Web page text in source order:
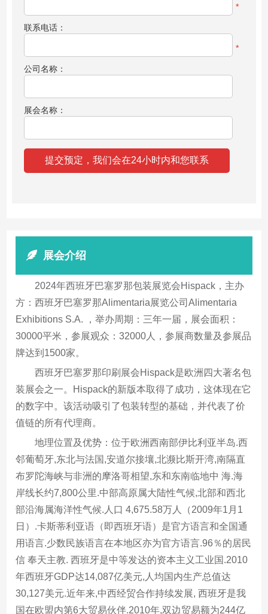
*
联系电话：
*
公司名称：
展会名称：
展会介绍
2024年西班牙巴塞罗那包装展览会Hispack，主办
方：西班牙巴塞罗那Alimentaria展览公司Alimentaria
Exhibitions S.A. ，举办周期：三年一届，展会面积：
30000平米，参展观众：32000人，参展商数量及参展品
牌达到1500家。
西班牙巴塞罗那印刷展会Hispack是欧洲四大著名包
装展会之一。Hispack的新版本取得了成功，这体现在它
的数字中。该活动吸引了包装转型的基础，并代表了价
值链的所有代理商。
地理位置及优势：位于欧洲西南部伊比利亚半岛.西
邻葡萄牙,东北与法国,安道尔接壤,北濒比斯开湾,南隔直
布罗陀海峡与非洲的摩洛哥相望,东和东南临地中 海.海
岸线长约7,800公里.中部高原属大陆性气候,北部和西北
部沿海属海洋性气候.人口 4,675.58万人（2009年1月1
日）.卡斯蒂利亚语（即西班牙语）是官方语言和全国通
用语言.少数民族语言在本地区亦为官方语言.96％的居民
信 奉天主教. 西班牙是中等发达的资本主义工业国.2010
年西班牙GDP达14,087亿美元,人均国内生产总值达
30,127美元.近年来,中西经贸合作持续发展, 西班牙是我
国在欧盟内第6大贸易伙伴.2010年,双边贸易额为244亿